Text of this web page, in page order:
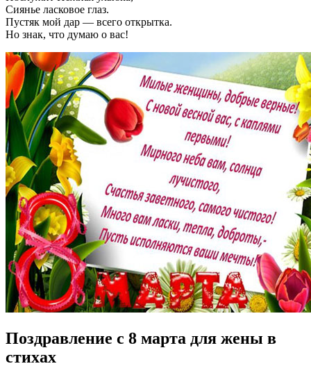
Сиянье ласковое глаз.
Пустяк мой дар — всего открытка.
Но знак, что думаю о вас!
Поздравление с 8 марта для жены в
стихах